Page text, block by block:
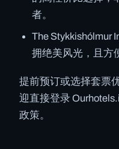
者。
The
拥绝美风光，且方
提前预订或选择套票
迎直接登录
政策。